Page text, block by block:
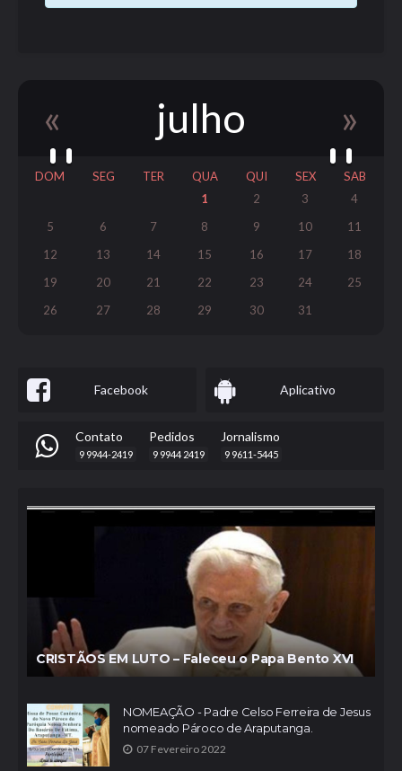
« julho »
DOM SEG TER QUA QUI SEX
SAB
1
2 3
4
5
6 7 8 9 10
11
12
13 14 15 16 17
18
19
20 21 22 23 24
25
26
27 28 29 30 31
Facebook Aplicativo
Contato
9 9944-2419
Pedidos
9 9944 2419
Jornalismo
9 9611-5445
CRISTÃOS EM LUTO – Faleceu o Papa Bento XVI
NOMEAÇÃO - Padre Celso Ferreira de Jesus
nomeado Pároco de Araputanga.
07 Fevereiro 2022